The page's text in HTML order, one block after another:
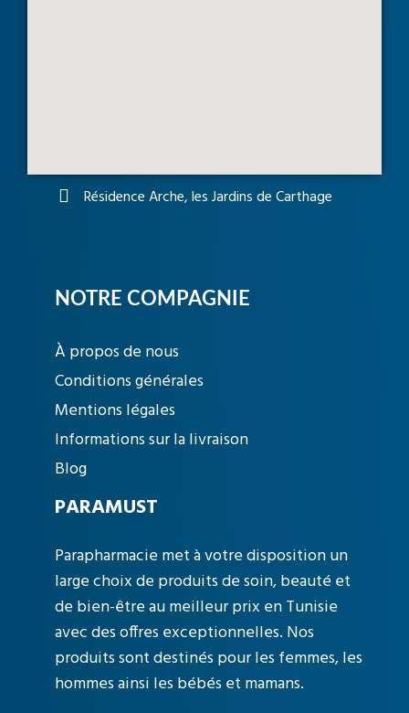
Résidence Arche, les Jardins de Carthage
NOTRE COMPAGNIE
À propos de nous
Conditions générales
Mentions légales
Informations sur la livraison
Blog
PARAMUST
Parapharmacie met à votre disposition un
large choix de produits de soin, beauté et
de bien-être au meilleur prix en Tunisie
avec des offres exceptionnelles. Nos
produits sont destinés pour les femmes, les
hommes ainsi les bébés et mamans.